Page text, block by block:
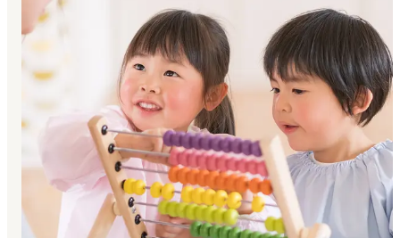
地域から探す
マイページ
閲覧履歴
お気に入り